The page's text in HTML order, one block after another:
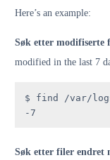
Here’s an example:
Søk etter modifiserte
modified in the last 7
$ find /var/
-7
Søk etter filer endret